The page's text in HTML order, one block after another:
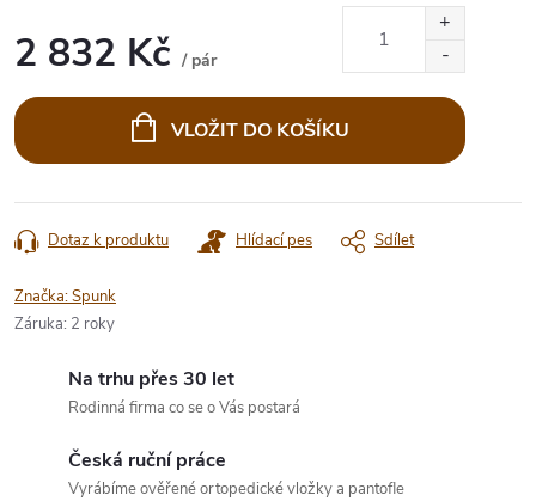
2 832 Kč / pár
cena:
VLOŽIT DO KOŠÍKU
Dotaz k produktu Hlídací pes Sdílet
Značka:Spunk
Záruka: 2 roky
Na trhu přes 30 let
Rodinná firma co se o Vás postará
Česká ruční práce
Vyrábíme ověřené ortopedické vložky a pantofle